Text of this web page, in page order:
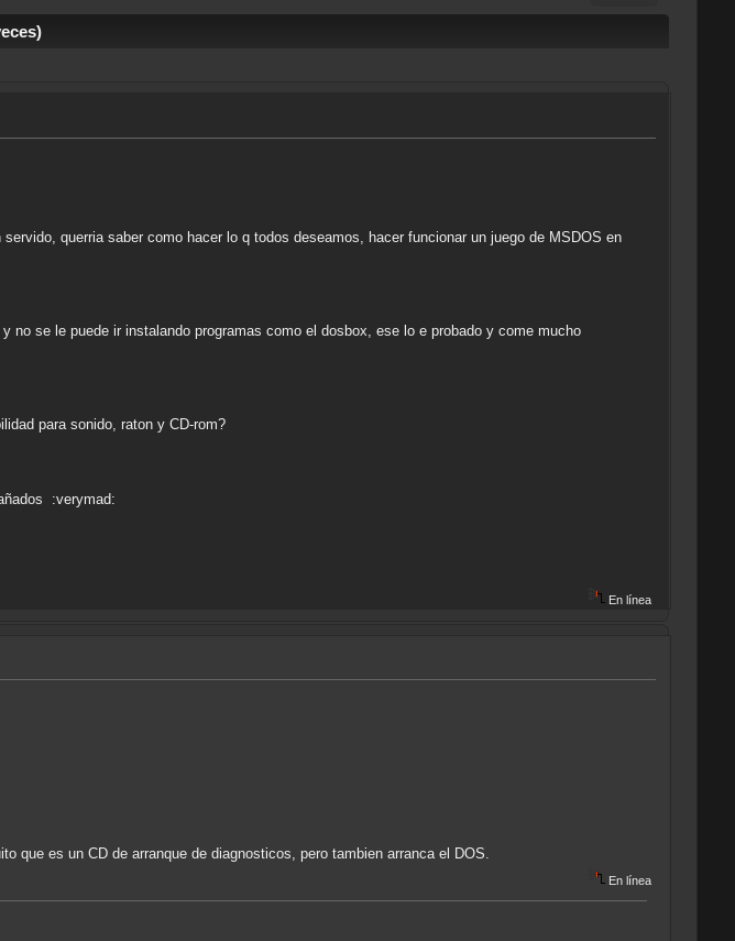
querria saber como hacer lo q todos deseamos, hacer funcionar un juego de MSDOS en
no se le puede ir instalando programas como el dosbox, ese lo e probado y come mucho
para sonido, raton y CD-rom?
:verymad:
En línea
que es un CD de arranque de diagnosticos, pero tambien arranca el DOS.
En línea